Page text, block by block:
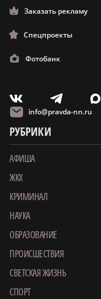
Заказать рекламу
Спецпроекты
Фотобанк
V T X
info@pravda-nn.ru
РУБРИКИ
АФИША
ЖКХ
КРИМИНАЛ
НАУКА
ОБРАЗОВАНИЕ
ПРОИСШЕСТВИЯ
СВЕТСКАЯ ЖИЗНЬ
СПОРТ